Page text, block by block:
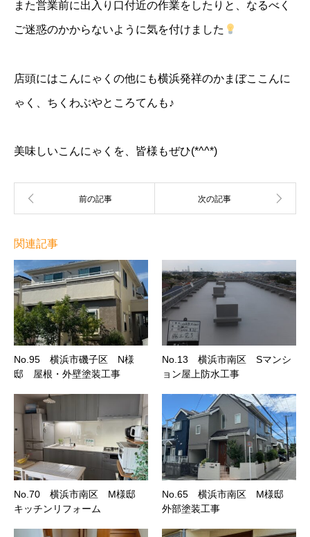
また営業前に出入り口付近の作業をしたりと、なるべく
ご迷惑のかからないように気を付けました
店頭にはこんにゃくの他にも横浜発祥のかまぼここんに
ゃく、ちくわぶやところてんも♪
美味しいこんにゃくを、皆様もぜひ(*^^*)
関連記事
No.95 横浜市磯子区 N様
邸 屋根・外壁塗装工事
No.13 横浜市南区 Sマンシ
ョン屋上防水工事
No.70 横浜市南区 M様邸
キッチンリフォーム
No.65 横浜市南区 M様邸
外部塗装工事